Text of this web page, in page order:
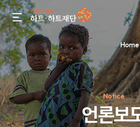
gnb menu open
인기 키워드
#정기후원#하트플레이스#캠페인
Home
Notice
언론보